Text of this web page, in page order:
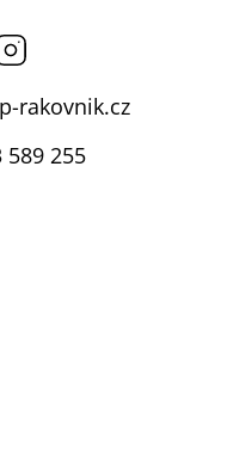
rakovnik.cz
589 255